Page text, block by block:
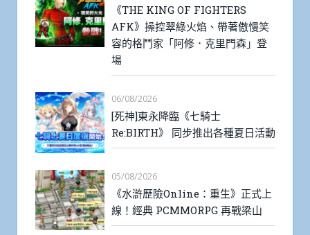
《THE KING OF FIGHTERS
AFK》操控翠綠火焰、帶著傲慢笑
容的格鬥家「阿修．克里門森」登
場
06/08/2026
[死神]東永降臨《七騎士
Re:BIRTH》 同步推出各種夏日活動
05/08/2026
《水滸歷險Online：重生》正式上
線！經典 PCMMORPG 再戰梁山